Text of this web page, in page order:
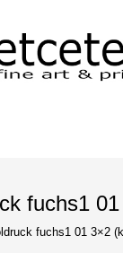
fuchs1
fuchs1 01 3×2